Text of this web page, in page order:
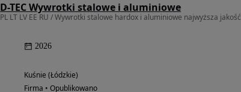
D-TEC Wywrotki stalowe i aluminiowe
PL LT LV EE RU / Wywrotki stalowe hardox i aluminiowe najwyższa jakość
2026
Kuśnie (Łódzkie)
Firma • Opublikowano